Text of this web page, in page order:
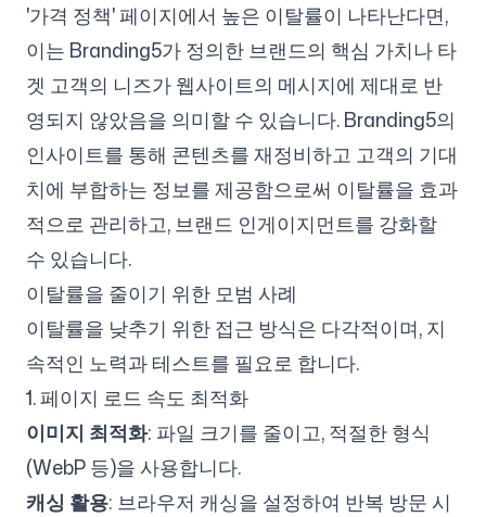
'가격 정책' 페이지에서 높은 이탈률이 나타난다면,
이는 Branding5가 정의한 브랜드의 핵심 가치나 타
겟 고객의 니즈가 웹사이트의 메시지에 제대로 반
영되지 않았음을 의미할 수 있습니다. Branding5의
인사이트를 통해 콘텐츠를 재정비하고 고객의 기대
치에 부합하는 정보를 제공함으로써 이탈률을 효과
적으로 관리하고, 브랜드 인게이지먼트를 강화할
수 있습니다.
이탈률을 줄이기 위한 모범 사례
이탈률을 낮추기 위한 접근 방식은 다각적이며, 지
속적인 노력과 테스트를 필요로 합니다.
1. 페이지 로드 속도 최적화
이미지 최적화: 파일 크기를 줄이고, 적절한 형식
(WebP 등)을 사용합니다.
캐싱 활용: 브라우저 캐싱을 설정하여 반복 방문 시